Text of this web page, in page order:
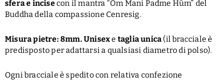
sfera e incisecon il mantra “Om Mani Padme Hūm” del
Buddha della compassione Cenresig.
Misura pietre: 8mm. Unisexe taglia unica (il bracciale è
predisposto per adattarsi a qualsiasi diametro di polso).
Ogni bracciale è spedito con relativa confezione